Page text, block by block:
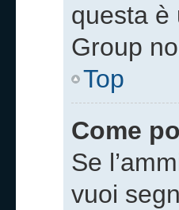
questa è
Group
Top
Come
Se
vuoi